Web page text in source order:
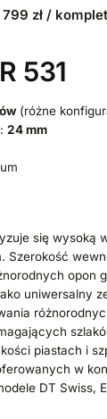
799 zł / komplet
531
(różne
24 mm
się wysoką
Szerokość
opon
uniwersalny
piastach i
w
DT Swiss,